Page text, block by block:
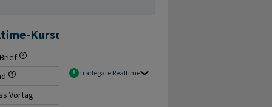
Kursdaten
Tradegate Realtime
+1,84%
Vortag